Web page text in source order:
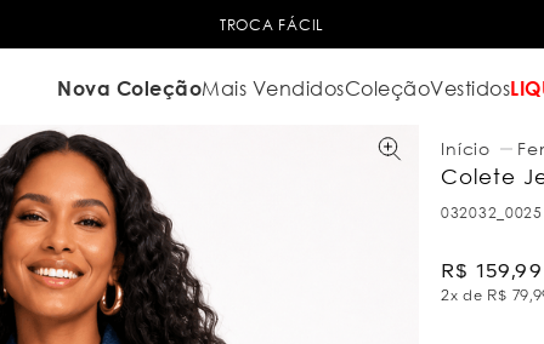
TROCA FÁCIL
Nova ColeçãoMais VendidosColeçãoVestidos
Colete
032032_0025
R$ 159,99
2x de R$ 79,